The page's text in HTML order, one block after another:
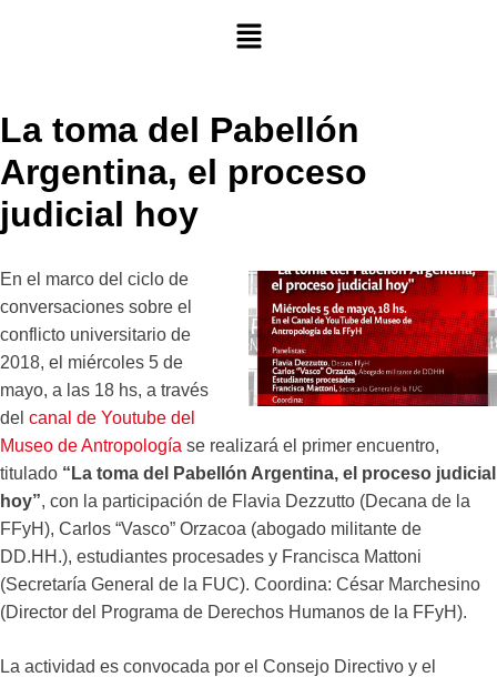
La toma del Pabellón
Argentina, el proceso
judicial hoy
En el marco del ciclo de
conversaciones sobre el
conflicto universitario de
2018, el miércoles 5 de
mayo, a las 18 hs, a través
del canal de Youtube del
Museo de Antropología se realizará el primer encuentro,
titulado “La toma del Pabellón Argentina, el proceso judicial
hoy”, con la participación de Flavia Dezzutto (Decana de la
FFyH), Carlos “Vasco” Orzacoa (abogado militante de
DD.HH.), estudiantes procesades y Francisca Mattoni
(Secretaría General de la FUC). Coordina: César Marchesino
(Director del Programa de Derechos Humanos de la FFyH).
La actividad es convocada por el Consejo Directivo y el